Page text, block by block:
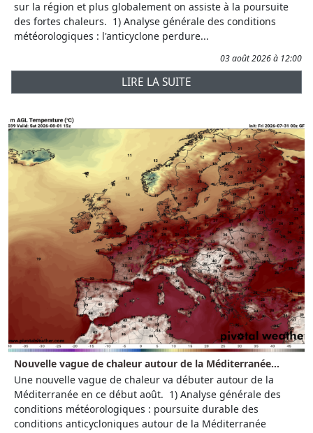
sur la région et plus globalement on assiste à la poursuite
des fortes chaleurs. 1) Analyse générale des conditions
météorologiques : l'anticyclone perdure...
03 août 2026 à 12:00
LIRE LA SUITE
Nouvelle vague de chaleur autour de la Méditerranée...
Une nouvelle vague de chaleur va débuter autour de la
Méditerranée en ce début août. 1) Analyse générale des
conditions météorologiques : poursuite durable des
conditions anticycloniques autour de la Méditerranée